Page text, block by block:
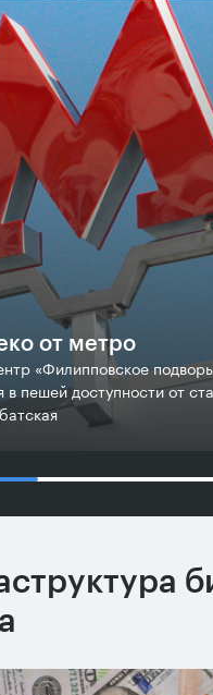
от метро
«Филипповское
в пешей доступности от